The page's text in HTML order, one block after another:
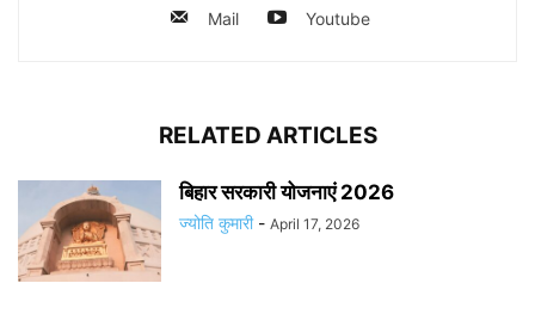
Mail Youtube
RELATED ARTICLES
बिहार सरकारी योजनाएं 2026
ज्योति कुमारी - April 17, 2026